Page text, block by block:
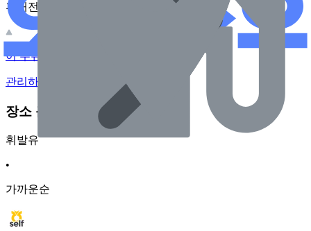
휴대전화 카메라로 찍어보세요
이 주유소의 사장님이신가요?
관리하기
장소 근처 주유소
휘발유
•
가까운순